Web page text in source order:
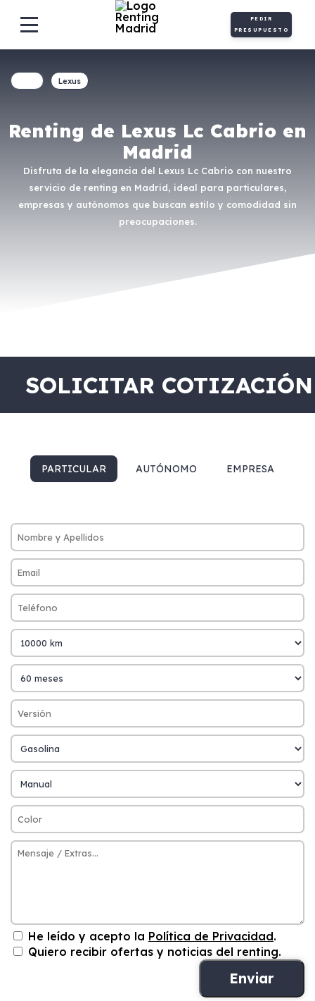
PEDIR
PRESUPUESTO
Renting de Lexus Lc Cabrio en
Madrid
Disfruta de la elegancia del Lexus Lc Cabrio con nuestro
servicio de renting en Madrid, ideal para particulares,
empresas y autónomos que buscan estilo y comodidad sin
preocupaciones.
Lexus
SOLICITAR COTIZACIÓN
PARTICULAR AUTÓNOMO EMPRESA
He leído y acepto la Política de Privacidad.
Quiero recibir ofertas y noticias del renting.